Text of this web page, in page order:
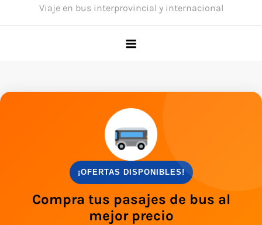
Viaje en bus interprovincial y internacional
¡OFERTAS DISPONIBLES!
Compra tus pasajes de bus al
mejor precio